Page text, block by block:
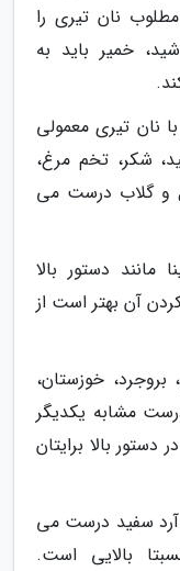
نان تیری را
خمیر باید به
نان تیری معمولی
شکر، تخم مرغ،
و گلاب درست می
مانند دستور بالا
آن بهتر است از
بروجرد، خوزستان،
مشابه یکدیگر
بالا برایتان
آرد سفید درست می
بالایی است.